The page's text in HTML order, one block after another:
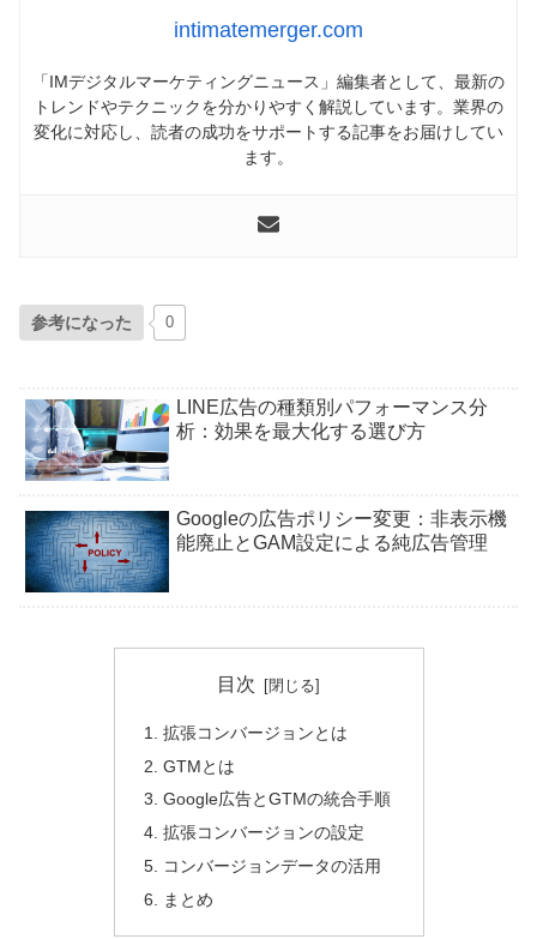
intimatemerger.com
「IMデジタルマーケティングニュース」編集者として、最新の
トレンドやテクニックを分かりやすく解説しています。業界の
変化に対応し、読者の成功をサポートする記事をお届けしてい
ます。
参考になった 0
LINE広告の種類別パフォーマンス分
析：効果を最大化する選び方
Googleの広告ポリシー変更：非表示機
能廃止とGAM設定による純広告管理
目次
拡張コンバージョンとは
GTMとは
Google広告とGTMの統合手順
拡張コンバージョンの設定
コンバージョンデータの活用
まとめ